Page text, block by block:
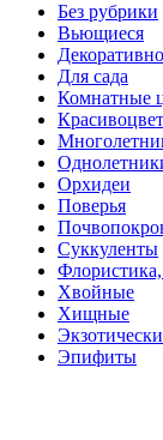
Без рубрики
Вьющиеся
Для сада
Комнатные
Орхидеи
Поверья
Суккуленты
Флористика,
Хвойные
Хищные
Эпифиты